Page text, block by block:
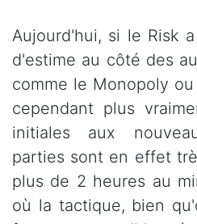
Aujourd'hui, si le Risk
d'estime au côté des
comme le Monopoly
cependant plus
initiales aux
parties sont en effet
plus de 2 heures au
où la tactique, bien